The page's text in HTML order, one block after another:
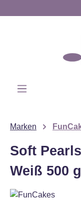
Marken
Soft
Weiß 500 g